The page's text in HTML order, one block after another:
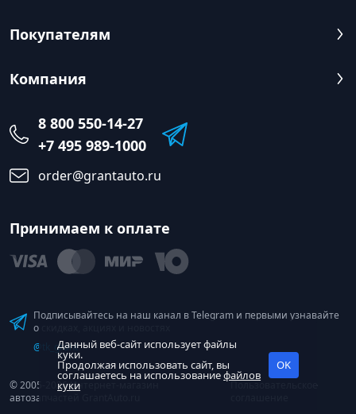
Покупателям
Компания
8 800 550-14-27
+7 495 989-1000
order@grantauto.ru
Принимаем к оплате
Подписывайтесь на наш канал в Telegram и первыми узнавайте
о скидках, акциях и новостях
@tk_grant
© 2005-2026 Интернет-магазин
автозапчастей GrantAuto.ru
Пользовательское
Данный веб-сайт использует файлы
куки.
Продолжая использовать сайт, вы
соглашаетесь на использованиефайлов
куки
OK